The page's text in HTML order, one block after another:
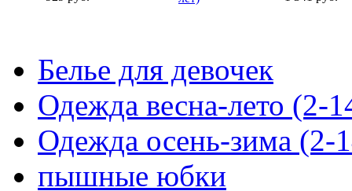
Белье для девочек
Одежда весна-лето (2-
Одежда осень-зима (2-
пышные юбки